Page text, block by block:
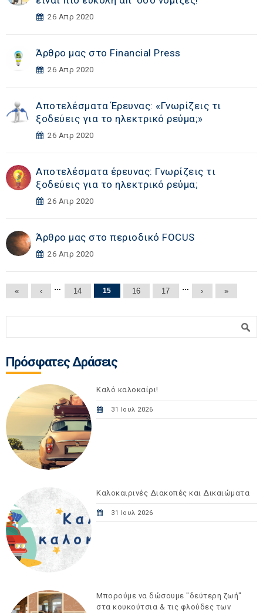
26 Απρ 2020
Άρθρο μας στο Financial Press
26 Απρ 2020
Αποτελέσματα Έρευνας: «Γνωρίζεις τι
ξοδεύεις για το ηλεκτρικό ρεύμα;»
26 Απρ 2020
Αποτελέσματα έρευνας: Γνωρίζεις τι
ξοδεύεις για το ηλεκτρικό ρεύμα;
26 Απρ 2020
Άρθρο μας στο περιοδικό FOCUS
26 Απρ 2020
Σελίδες
« ‹ … 14 15 16 17 … › »
Πρόσφατες Δράσεις
Καλό καλοκαίρι!
31 Ιουλ 2026
Καλοκαιρινές Διακοπές και Δικαιώματα
31 Ιουλ 2026
Μπορούμε να δώσουμε "δεύτερη ζωή"
στα κουκούτσια & τις φλούδες των